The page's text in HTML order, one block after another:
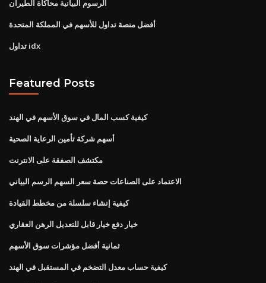
الرسوم البيانية محاكاة الطيران
أفضل منصة تداول للأسهم في المملكة المتحدة
تداول idx
Featured Posts
كيفية كسب المال في سوق الأسهم في الهند
أسهم شركة تأمين الرعاية الصحية
مكتشف الصفقة على الانترنت
الاعتماد على الصناعات حصة سعر السهم الرسم البياني
كيفية إنشاء سلسلة من مخطط القيادة
خيار دفع خيار قابل للتعديل الرهن العقاري
ثمانية أفضل مؤشرات سوق الأسهم
كيفية حساب معدل التضخم في المستقبل في الهند